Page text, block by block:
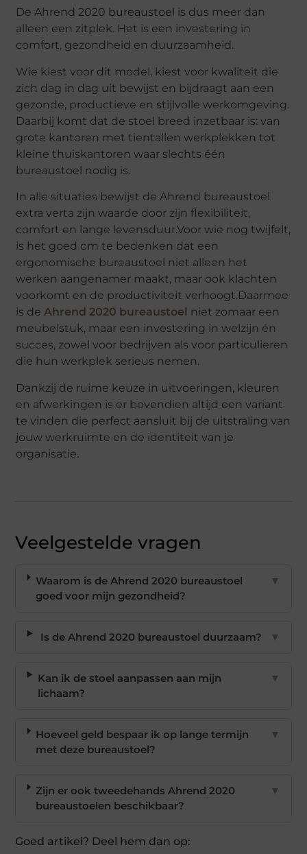
De Ahrend 2020 bureaustoel is dus meer dan
alleen een zitplek. Het is een investering in
comfort, gezondheid en duurzaamheid.
Wie kiest voor dit model, kiest voor kwaliteit die
zich dag in dag uit bewijst en bijdraagt aan een
gezonde, productieve en stijlvolle werkomgeving.
Daarbij komt dat de stoel breed inzetbaar is: van
grote kantoren met tientallen werkplekken tot
kleine thuiskantoren waar slechts één
bureaustoel nodig is.
In alle situaties bewijst de Ahrend bureaustoel
extra verta zijn waarde door zijn flexibiliteit,
comfort en lange levensduur.Voor wie nog twijfelt,
is het goed om te bedenken dat een
ergonomische bureaustoel niet alleen het
werken aangenamer maakt, maar ook klachten
voorkomt en de productiviteit verhoogt.Daarmee
is deAhrend 2020 bureaustoel
niet zomaar een
meubelstuk, maar een investering in welzijn én
succes, zowel voor bedrijven als voor particulieren
die hun werkplek serieus nemen.
Dankzij de ruime keuze in uitvoeringen, kleuren
en afwerkingen is er bovendien altijd een variant
te vinden die perfect aansluit bij de uitstraling van
jouw werkruimte en de identiteit van je
organisatie.
Veelgestelde vragen
Waarom is de Ahrend 2020 bureaustoel
goed voor mijn gezondheid?
▼
Is de Ahrend 2020 bureaustoel duurzaam? ▼
Kan ik de stoel aanpassen aan mijn
lichaam?
▼
Hoeveel geld bespaar ik op lange termijn
met deze bureaustoel?
▼
Zijn er ook tweedehands Ahrend 2020
bureaustoelen beschikbaar?
▼
Goed artikel? Deel hem dan op: